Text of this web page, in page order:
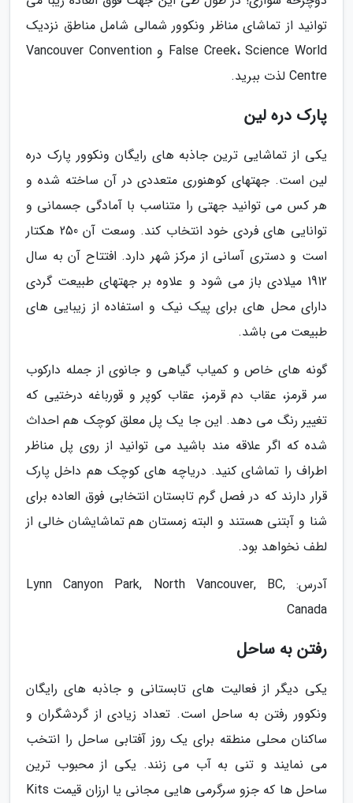
توانید از تماشای مناظر ونکوور شمالی شامل مناطق نزدیک
False Creek، Science World و Vancouver Convention
Centre لذت ببرید.
پارک دره لین
یکی از تماشایی ترین جاذبه های رایگان ونکوور پارک دره
لین است. جهتهای کوهنوری متعددی در آن ساخته شده و
هر کس می توانید جهتی را متناسب با آمادگی جسمانی و
توانایی های فردی خود انتخاب کند. وسعت آن 250 هکتار
است و دستری آسانی از مرکز شهر دارد. افتتاح آن به سال
1912 میلادی باز می شود و علاوه بر جهتهای طبیعت گردی
دارای محل های برای پیک نیک و استفاده از زیبایی های
طبیعت می باشد.
گونه های خاص و کمیاب گیاهی و جانوی از جمله دارکوب
سر قرمز، عقاب دم قرمز، عقاب کوپر و قورباغه درختیی که
تغییر رنگ می دهد. این جا یک پل معلق کوچک هم احداث
شده که اگر علاقه مند باشید می توانید از روی پل مناظر
اطراف را تماشای کنید. دریاچه های کوچک هم داخل پارک
قرار دارند که در فصل گرم تابستان انتخابی فوق العاده برای
شنا و آبتنی هستند و البته زمستان هم تماشایشان خالی از
لطف نخواهد بود.
آدرس: Lynn Canyon Park, North Vancouver, BC,
Canada
رفتن به ساحل
یکی دیگر از فعالیت های تابستانی و جاذبه های رایگان
ونکوور رفتن به ساحل است. تعداد زیادی از گردشگران و
ساکنان محلی منطقه برای یک روز آفتابی ساحل را انتخب
می نمایند و تنی به آب می زنند. یکی از محبوب ترین
ساحل ها که جزو سرگرمی هایی مجانی یا ارزان قیمت Kits